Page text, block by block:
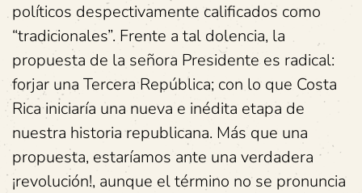
políticos despectivamente calificados como
“tradicionales”. Frente a tal dolencia, la
propuesta de la señora Presidente es radical:
forjar una Tercera República; con lo que Costa
Rica iniciaría una nueva e inédita etapa de
nuestra historia republicana. Más que una
propuesta, estaríamos ante una verdadera
¡revolución!, aunque el término no se pronuncia